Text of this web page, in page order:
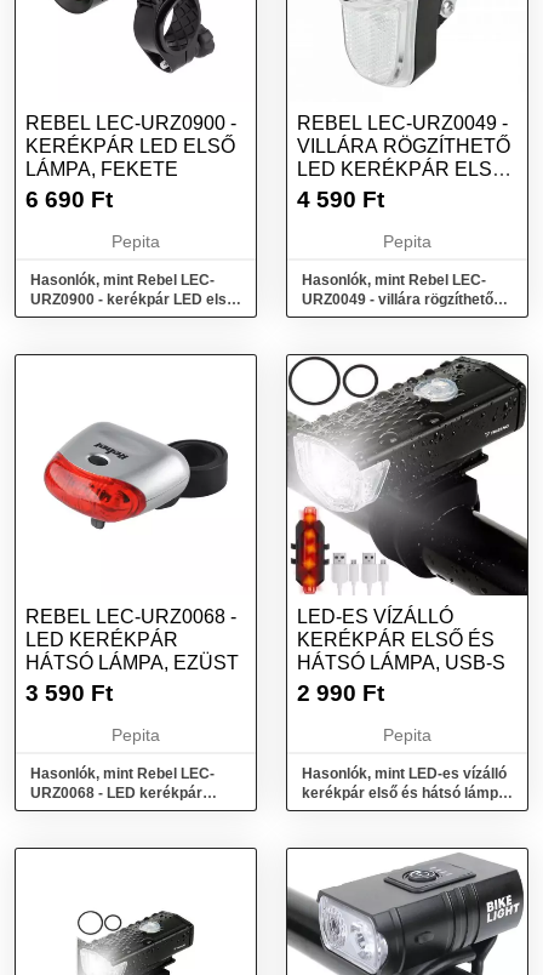
REBEL LEC-URZ0900 -
KERÉKPÁR LED ELSŐ
LÁMPA, FEKETE
6 690 Ft
Pepita
Hasonlók, mint Rebel LEC-
URZ0900 - kerékpár LED első
lámpa, Fekete
REBEL LEC-URZ0049 -
VILLÁRA RÖGZÍTHETŐ
LED KERÉKPÁR ELSŐ
LÁMPA, EZÜST
4 590 Ft
Pepita
Hasonlók, mint Rebel LEC-
URZ0049 - villára rögzíthető
LED kerékpár első lámpa,
REBEL LEC-URZ0068 -
LED KERÉKPÁR
HÁTSÓ LÁMPA, EZÜST
3 590 Ft
Pepita
Hasonlók, mint Rebel LEC-
URZ0068 - LED kerékpár
hátsó lámpa, Ezüst
LED-ES VÍZÁLLÓ
KERÉKPÁR ELSŐ ÉS
HÁTSÓ LÁMPA, USB-S
2 990 Ft
Pepita
Hasonlók, mint LED-es vízálló
kerékpár első és hátsó lámpa,
USB-s